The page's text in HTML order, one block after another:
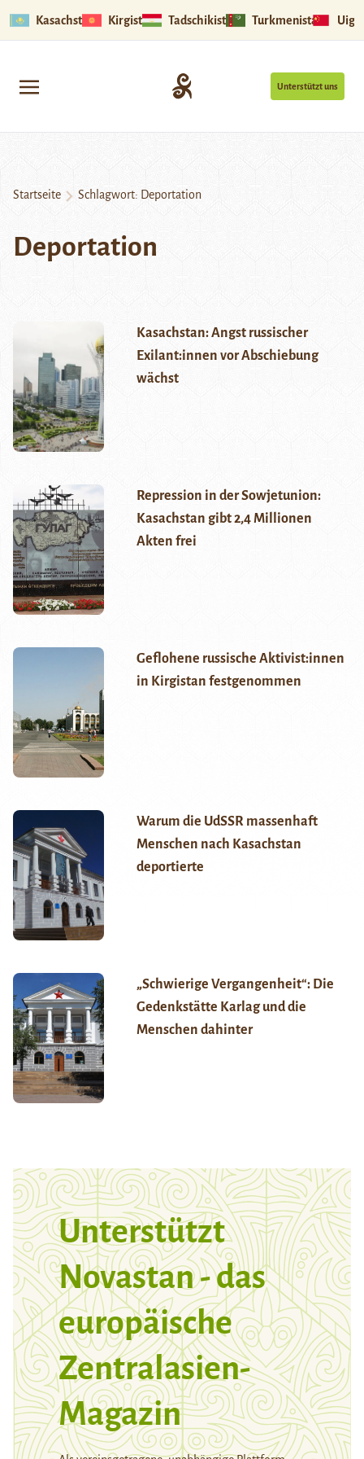
Kasachstan Kirgistan Tadschikistan Turkmenistan
Unterstützt uns
Startseite Schlagwort: Deportation
Deportation
Kasachstan: Angst russischer
Exilant:innen vor Abschiebung
wächst
Repression in der Sowjetunion:
Kasachstan gibt 2,4 Millionen
Akten frei
Geflohene russische Aktivist:innen
in Kirgistan festgenommen
Warum die UdSSR massenhaft
Menschen nach Kasachstan
deportierte
„Schwierige Vergangenheit“: Die
Gedenkstätte Karlag und die
Menschen dahinter
Unterstützt
Novastan - das
europäische
Zentralasien-
Magazin